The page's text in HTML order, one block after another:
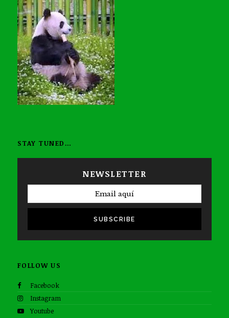
STAY TUNED…
NEWSLETTER
SUBSCRIBE
FOLLOW US
Facebook
Instagram
Youtube